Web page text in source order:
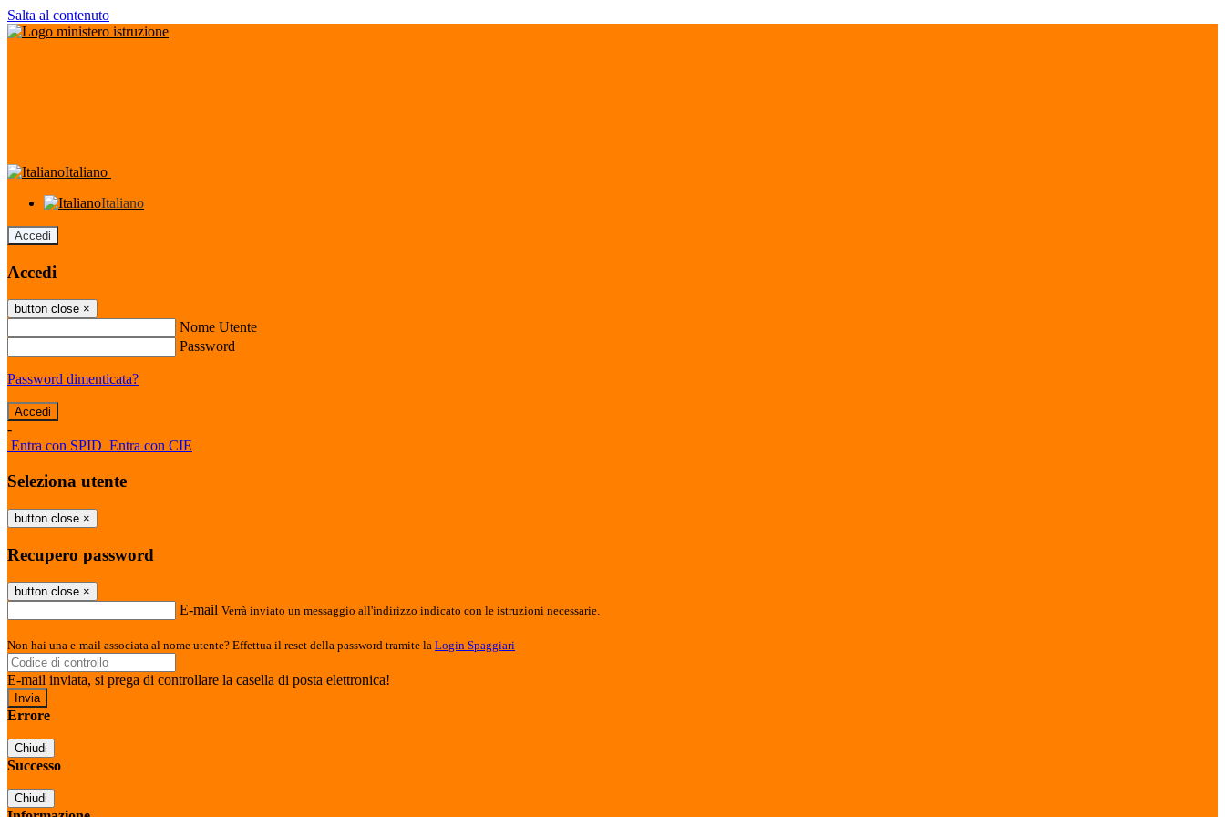
Salta al contenuto
Italiano
Italiano
Accedi
Accedi
button close ×
Nome Utente
Password
Password dimenticata?
-
Entra con SPID Entra con CIE
Seleziona utente
button close ×
Recupero password
button close ×
E-mail Verrà inviato un messaggio all'indirizzo indicato con le istruzioni necessarie.
Non hai una e-mail associata al nome utente? Effettua il reset della password tramite la Login Spaggiari
E-mail inviata, si prega di controllare la casella di posta elettronica!
Errore
Chiudi
Successo
Chiudi